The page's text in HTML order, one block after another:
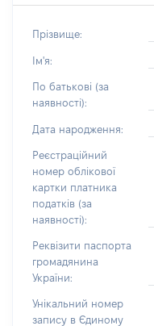
Прізвище:
Ім'я:
По батькові (за
наявності):
Дата народження:
Реєстраційний
номер облікової
картки платника
податків (за
наявності):
Реквізити паспорта
громадянина
України:
Унікальний номер
запису в Єдиному